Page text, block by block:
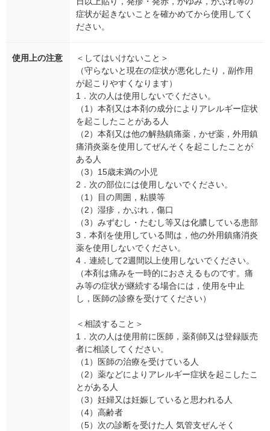
症状が起きないことを確かめてから使用してく
ださい。
使用上の注意
＜してはいけないこと＞
（守らないと現在の症状が悪化したり，副作用
が起こりやすくなります）
1．次の人は使用しないでください。
（1）本剤又は本剤の成分によりアレルギー症状
を起こしたことがある人
（2）本剤又は他の解熱鎮痛薬，かぜ薬，外用鎮
痛消炎薬を使用してぜんそくを起こしたことが
ある人
（3）15歳未満の小児
2．次の部位には使用しないでください。
（1）目の周囲，粘膜等
（2）湿疹，かぶれ，傷口
（3）みずむし・たむし等又は化膿している患部
3．本剤を使用している間は，他の外用鎮痛消炎
薬を使用しないでください。
4．連続して2週間以上使用しないでください。
（本剤は痛みを一時的におさえるものです。痛
み等の症状が継続する場合には，使用を中止
し，医師の診療を受けてください）
＜相談すること＞
1．次の人は使用前に医師，薬剤師又は登録販売
者に相談してください。
（1）医師の治療を受けている人
（2）薬などによりアレルギー症状を起こしたこ
とがある人
（3）妊婦又は妊娠していると思われる人
（4）高齢者
（5）次の診断を受けた人 気管支ぜんそく